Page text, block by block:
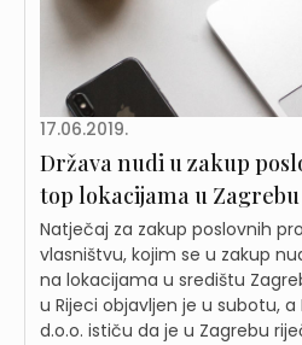
17.06.2019.
Država nudi u zakup
top lokacijama u Zagrebu
Natječaj za zakup poslovnih
vlasništvu, kojim se u zakup
na lokacijama u središtu
u Rijeci objavljen je u subotu,
d.o.o. ističu da je u Zagrebu